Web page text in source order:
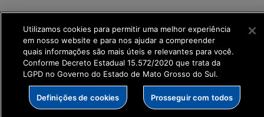
Executiva de
Transformação Digital
get_footer();
Utilizamos cookies para permitir uma melhor experiência
em nosso website e para nos ajudar a compreender
quais informações são mais úteis e relevantes para você.
Conforme Decreto Estadual 15.572/2020 que trata da
LGPD no Governo do Estado de Mato Grosso do Sul.
Definições de cookies Prosseguir com todos